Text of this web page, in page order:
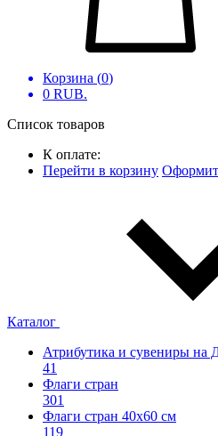
Корзина (0)
0 RUB.
Список товаров
К оплате:
Перейти в корзину
Каталог
Атрибутика и сувениры на
41
Флаги стран
301
Флаги стран 40х60 см
119